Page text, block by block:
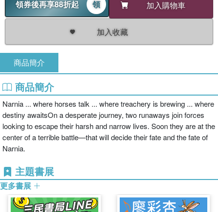
領券後再享88折起
領 加入購物車
加入收藏
商品簡介
商品簡介
Narnia ... where horses talk ... where treachery is brewing ... where
destiny awaitsOn a desperate journey, two runaways join forces
looking to escape their harsh and narrow lives. Soon they are at the
center of a terrible battle—that will decide their fate and the fate of
Narnia.
主題書展
更多書展